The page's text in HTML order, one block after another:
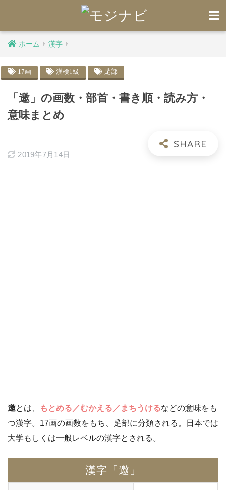
ホーム 漢字
17画 漢検1級 辵部
「邀」の画数・部首・書き順・読み方・
意味まとめ
2019年7月14日
邀とは、 もとめる／むかえる／まちうけるなどの意味をも
つ漢字。17画の画数をもち、辵部に分類される。日本では
大学もしくは一般レベルの漢字とされる。
漢字「邀」